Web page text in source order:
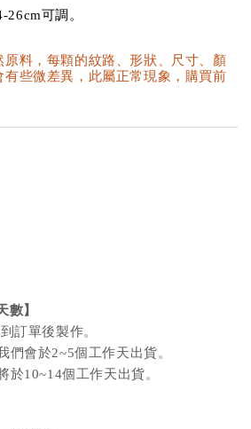
26cm可調。
料，每顆的紋路、形狀、尺寸、顏
些微差異，此屬正常現象，購買前
數】
訂單後製作。
們會於2~5個工作天出貨。
於10~14個工作天出貨。